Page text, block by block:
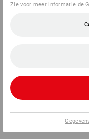
Zie voor meer informatie de